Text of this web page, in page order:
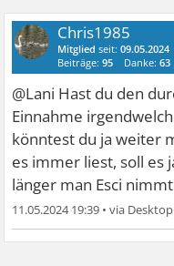
Chris1985
Mitglied seit:09.05.2024
Beiträge:95 Danke:63
@Lani Hast du den
Einnahme
könntest du ja weiter
es immer liest, soll es
länger man Esci
11.05.2024 19:39 •